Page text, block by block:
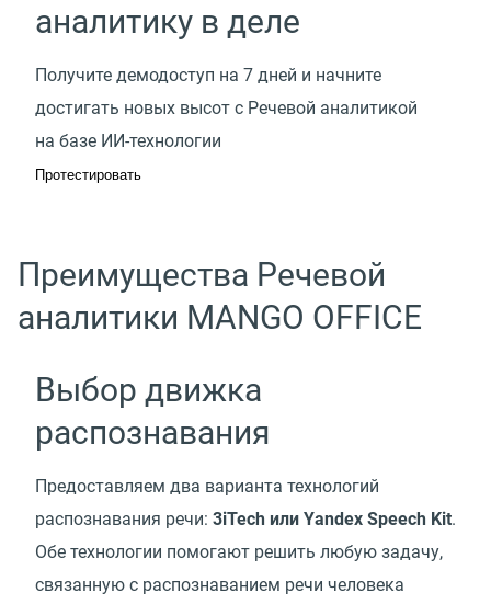
аналитику в деле
Получите демодоступ на 7 дней и начните
достигать новых высот с Речевой аналитикой
на базе ИИ-технологии
Протестировать
Преимущества Речевой
аналитики MANGO OFFICE
Выбор движка
распознавания
Предоставляем два варианта технологий
распознавания речи: 3iTech или Yandex Speech Kit.
Обе технологии помогают решить любую задачу,
связанную с распознаванием речи человека